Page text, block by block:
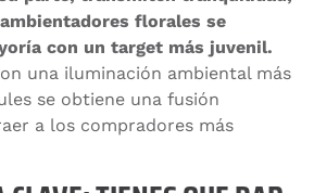
florales se
con un target más juvenil.
una iluminación ambiental más
se obtiene una fusión
a los compradores más